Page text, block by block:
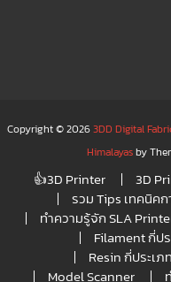
Copyright © 20263DD Digital
Himalayasby
👍3D Printer 3D
รวม Tips เทคนิค
ทำความรู้จัก SLA
Filament กี่ปร
Resin กี่ประเภ
Model Scanner